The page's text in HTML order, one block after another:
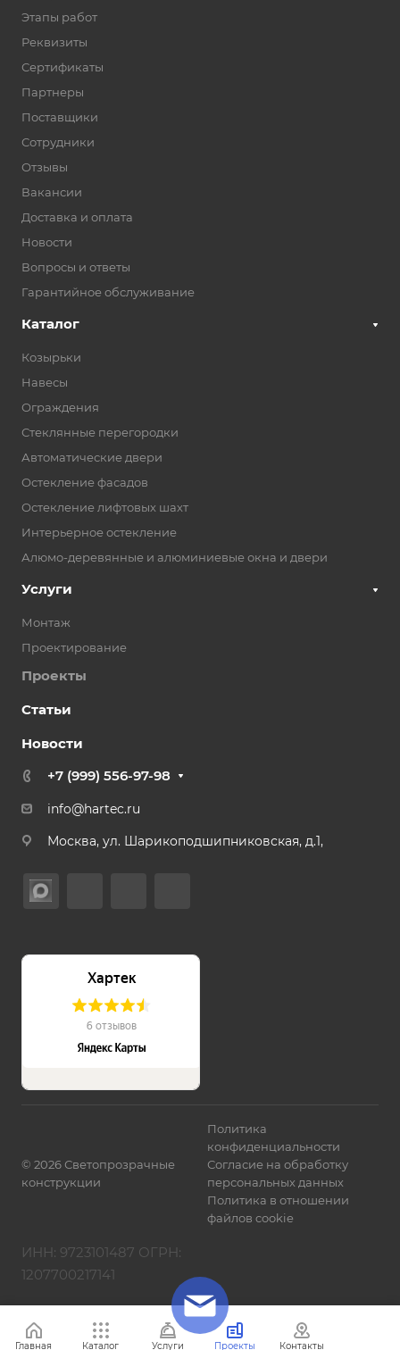
Этапы работ
Реквизиты
Сертификаты
Партнеры
Поставщики
Сотрудники
Отзывы
Вакансии
Доставка и оплата
Новости
Вопросы и ответы
Гарантийное обслуживание
Каталог
Козырьки
Навесы
Ограждения
Стеклянные перегородки
Автоматические двери
Остекление фасадов
Остекление лифтовых шахт
Интерьерное остекление
Алюмо-деревянные и алюминиевые окна и двери
Услуги
Монтаж
Проектирование
Проекты
Статьи
Новости
+7 (999) 556-97-98
info@hartec.ru
Москва, ул. Шарикоподшипниковская, д.1,
© 2026 Светопрозрачные
конструкции
Политика
конфиденциальности
Согласие на обработку
персональных данных
Политика в отношении
файлов cookie
ИНН: 9723101487 ОГРН:
1207700217141
Главная Каталог Услуги Проекты Контакты